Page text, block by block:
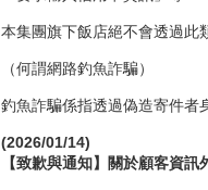
本集團旗下飯店絕不會透過此
（何謂網路釣魚詐騙）
釣魚詐騙係指透過偽造寄件者
(2026/01/14)
【致歉與通知】關於顧客資訊